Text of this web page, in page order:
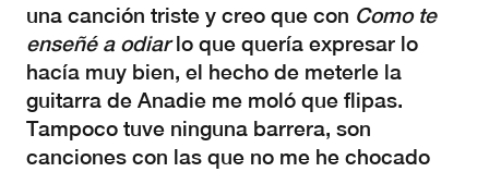
una canción triste y creo que con Como te
enseñé a odiarlo que quería expresar lo
hacía muy bien, el hecho de meterle la
guitarra de Anadie me moló que flipas.
Tampoco tuve ninguna barrera, son
canciones con las que no me he chocado